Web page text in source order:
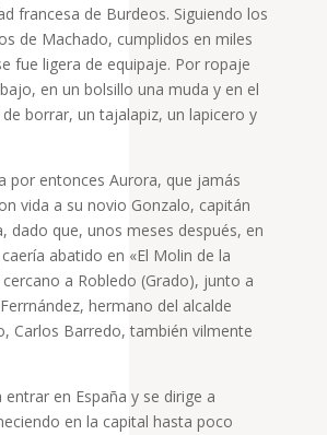
francesa de Burdeos. Siguiendo los
de Machado, cumplidos en miles
fue ligera de equipaje. Por ropaje
en un bolsillo una muda y en el
borrar, un tajalapiz, un lapicero y
por entonces Aurora, que jamás
vida a su novio Gonzalo, capitán
dado que, unos meses después, en
abatido en «El Molin de la
a Robledo (Grado), junto a
hermano del alcalde
Carlos Barredo, también vilmente
entrar en España y se dirige a
en la capital hasta poco